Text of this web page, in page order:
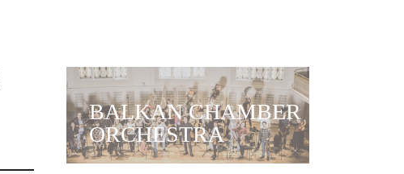
BALKAN CHAMBER
ORCHESTRA